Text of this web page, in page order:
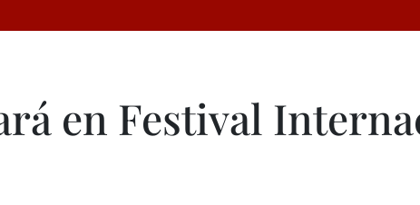
en Festival